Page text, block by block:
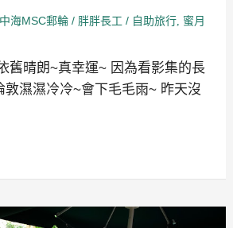
海MSC郵輪 / 胖胖長工/ 自助旅行, 蜜月
舊晴朗~真幸運~ 因為看影集的長
敦濕濕冷冷~會下毛毛雨~ 昨天沒